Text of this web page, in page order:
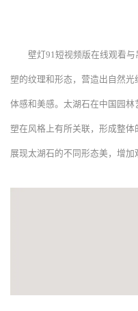
壁灯91短视频版在线观看
塑的纹理和形态，营造出自然
体感和美感。太湖石在中国园
塑在风格上有所关联，形成整体
展现太湖石的不同形态美，增加